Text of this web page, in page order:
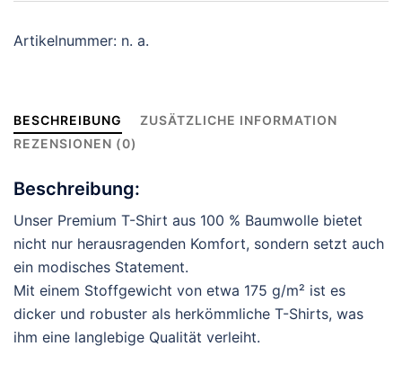
Artikelnummer: n. a.
BESCHREIBUNG
ZUSÄTZLICHE INFORMATION
REZENSIONEN (0)
Beschreibung:
Unser Premium T-Shirt aus 100 % Baumwolle bietet
nicht nur herausragenden Komfort, sondern setzt auch
ein modisches Statement.
Mit einem Stoffgewicht von etwa 175 g/m² ist es
dicker und robuster als herkömmliche T-Shirts, was
ihm eine langlebige Qualität verleiht.